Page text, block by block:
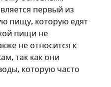
первый из
пищу, которую едят
пищи не
не относится к
так как они
которую часто
на сайте,
Войти